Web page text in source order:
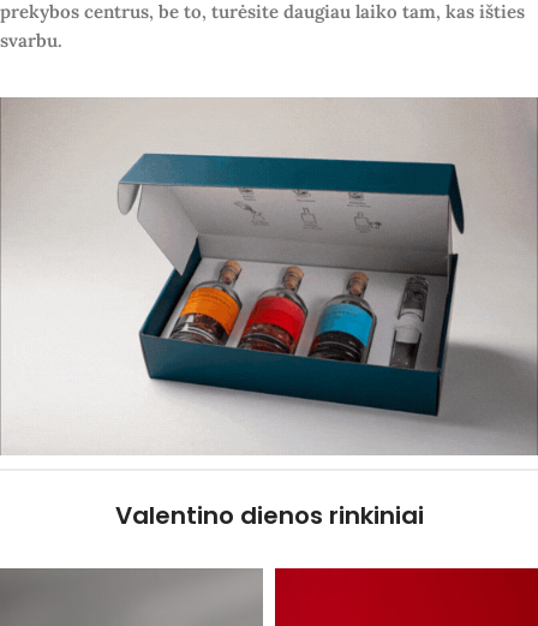
prekybos centrus, be to, turėsite daugiau laiko tam, kas išties
svarbu.
Valentino dienos rinkiniai